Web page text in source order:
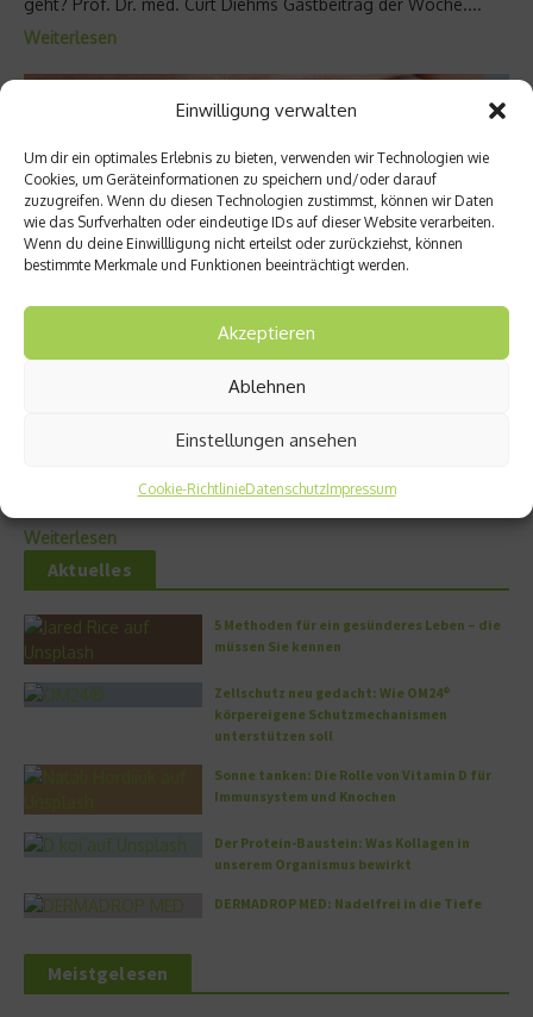
Einwilligung verwalten
Um dir ein optimales Erlebnis zu bieten, verwenden wir Technologien wie
Cookies, um Geräteinformationen zu speichern und/oder darauf
zuzugreifen. Wenn du diesen Technologien zustimmst, können wir Daten
wie das Surfverhalten oder eindeutige IDs auf dieser Website verarbeiten.
Wenn du deine Einwillligung nicht erteilst oder zurückziehst, können
bestimmte Merkmale und Funktionen beeinträchtigt werden.
Akzeptieren
Ablehnen
Einstellungen ansehen
Cookie-RichtlinieDatenschutzImpressum
geht? Prof. Dr. med. Curt Diehms Gastbeitrag der Woche....
Weiterlesen
Durch die Injektion von Hyaluronsäure soll geschwächtes
Zahnfleisch wieder aufgepolstert und den Zähnen neuer Halt
Weiterlesen
Aktuelles
5 Methoden für ein gesünderes Leben – die
müssen Sie kennen
Zellschutz neu gedacht: Wie OM24®
körpereigene Schutzmechanismen
unterstützen soll
Sonne tanken: Die Rolle von Vitamin D für
Immunsystem und Knochen
Der Protein-Baustein: Was Kollagen in
unserem Organismus bewirkt
DERMADROP MED: Nadelfrei in die Tiefe
Meistgelesen